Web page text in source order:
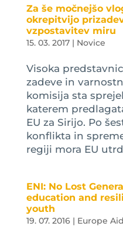
Za še močnejšo
okrepitvijo
vzpostavitev miru
15. 03. 2017| Novice
Visoka
zadeve in
komisija sta
katerem
EU za Sirijo. Po
konflikta in
regiji mora EU
ENI: No Lost
education and
youth
19. 07. 2016| Europe Aid